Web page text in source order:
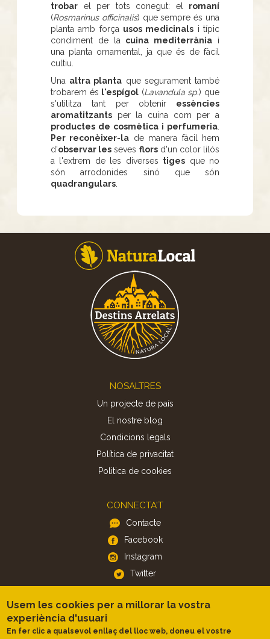
trobar el per tots conegut: el romaní
(Rosmarinus officinalis) que sempre és una
planta amb força usos medicinals i típic
condiment de la cuina mediterrània i
una planta ornamental, ja que és de fàcil
cultiu.
Una altra planta que segurament també
trobarem és l'espígol (Lavandula sp.) que
s'utilitza tant per obtenir essències
aromatitzants per la cuina com per a
productes de cosmètica i perfumeria
Per reconèixer-la de manera fàcil hem
d'observar les seves florsd'un color lilós
a l'extrem de les diverses tiges que no
són arrodonides sinó que són
quadrangulars
NOSALTRES
Un projecte de país
El nostre blog
Condicions legals
Política de privacitat
Politica de cookies
CONNECTA'T
Contacte
Facebook
Instagram
Twitter
APP
Usem les cookies per a millorar la vostra
experiència d'usuari
En fer clic a qualsevol enllaç del lloc web, doneu el vostre